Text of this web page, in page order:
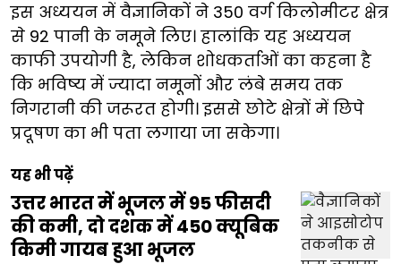
इस अध्ययन में वैज्ञानिकों ने 350 वर्ग किलोमीटर क्षेत्र
से 92 पानी के नमूने लिए। हालांकि यह अध्ययन
काफी उपयोगी है, लेकिन शोधकर्ताओं का कहना है
कि भविष्य में ज्यादा नमूनों और लंबे समय तक
निगरानी की जरूरत होगी। इससे छोटे क्षेत्रों में छिपे
प्रदूषण का भी पता लगाया जा सकेगा।
यह भी पढ़ें
उत्तर भारत में भूजल में 95 फीसदी
की कमी, दो दशक में 450 क्यूबिक
किमी गायब हुआ भूजल